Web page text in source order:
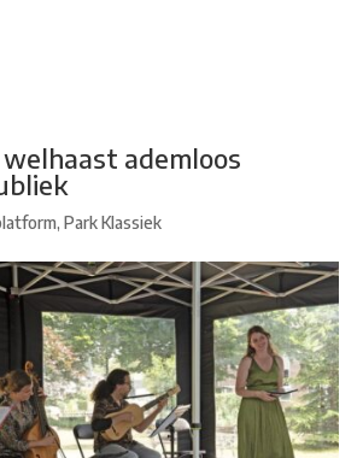
ademloos
, Park Klassiek